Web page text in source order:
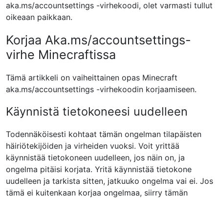
aka.ms/accountsettings -virhekoodi, olet varmasti tullut
oikeaan paikkaan.
Korjaa Aka.ms/accountsettings-
virhe Minecraftissa
Tämä artikkeli on vaiheittainen opas Minecraft
aka.ms/accountsettings -virhekoodin korjaamiseen.
Käynnistä tietokoneesi uudelleen
Todennäköisesti kohtaat tämän ongelman tilapäisten
häiriötekijöiden ja virheiden vuoksi. Voit yrittää
käynnistää tietokoneen uudelleen, jos näin on, ja
ongelma pitäisi korjata. Yritä käynnistää tietokone
uudelleen ja tarkista sitten, jatkuuko ongelma vai ei. Jos
tämä ei kuitenkaan korjaa ongelmaa, siirry tämän